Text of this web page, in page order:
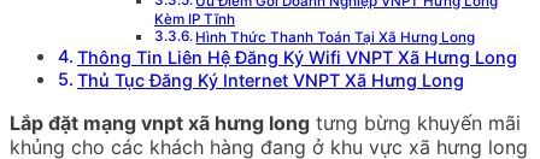
Kèm IP Tĩnh
Hình Thức Thanh Toán Tại Xã Hưng Long
Thông Tin Liên Hệ Đăng Ký Wifi VNPT Xã Hưng Long
Thủ Tục Đăng Ký Internet VNPT Xã Hưng Long
Lắp đặt mạng vnpt xã hưng long tưng bừng khuyến mãi
khủng cho các khách hàng đang ở khu vực xã hưng long